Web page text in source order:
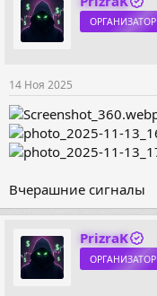
и
и
ОРГАНИЗАТОР
14 Ноя 2025
Вчерашние сигналы
PrizraK
ОРГАНИЗАТОР